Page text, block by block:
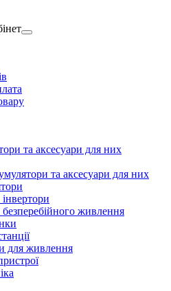
та аксесуари для них
та аксесуари для них
інвертори
живлення
для живлення